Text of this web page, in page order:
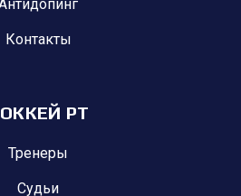
Контакты
РТ
Тренеры
Судьи